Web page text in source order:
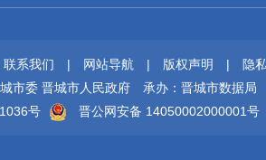
联系我们 | 网站导航 | 版权声明 |
隐
市委 晋城市人民政府
承办：晋城市数据局
号
晋公网安备 14050002000001号